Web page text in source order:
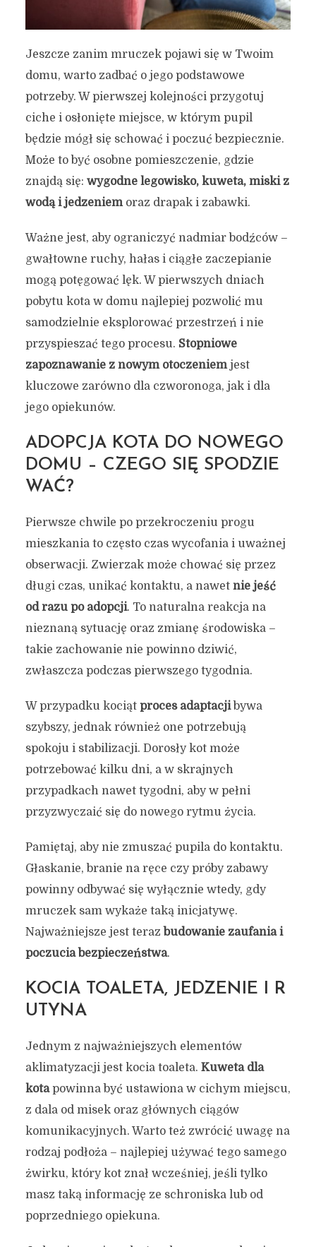
Jeszcze zanim mruczek pojawi się w Twoim
domu, warto zadbać o jego podstawowe
potrzeby. W pierwszej kolejności przygotuj
ciche i osłonięte miejsce, w którym pupil
będzie mógł się schować i poczuć bezpiecznie.
Może to być osobne pomieszczenie, gdzie
znajdą się: wygodne legowisko, kuweta, miski z
wodą i jedzeniemoraz drapak i zabawki.
Ważne jest, aby ograniczyć nadmiar bodźców –
gwałtowne ruchy, hałas i ciągłe zaczepianie
mogą potęgować lęk. W pierwszych dniach
pobytu kota w domu najlepiej pozwolić mu
samodzielnie eksplorować przestrzeń i nie
przyspieszać tego procesu. Stopniowe
zapoznawanie z nowym otoczeniemjest
kluczowe zarówno dla czworonoga, jak i dla
jego opiekunów.
ADOPCJA KOTA DO NOWEGO
DOMU – CZEGO SIĘ SPODZIE
WAĆ?
Pierwsze chwile po przekroczeniu progu
mieszkania to często czas wycofania i uważnej
obserwacji. Zwierzak może chować się przez
długi czas, unikać kontaktu, a nawet nie jeść
od razu po adopcji. To naturalna reakcja na
nieznaną sytuację oraz zmianę środowiska –
takie zachowanie nie powinno dziwić,
zwłaszcza podczas pierwszego tygodnia.
W przypadku kociąt proces adaptacjibywa
szybszy, jednak również one potrzebują
spokoju i stabilizacji. Dorosły kot może
potrzebować kilku dni, a w skrajnych
przypadkach nawet tygodni, aby w pełni
przyzwyczaić się do nowego rytmu życia.
Pamiętaj, aby nie zmuszać pupila do kontaktu.
Głaskanie, branie na ręce czy próby zabawy
powinny odbywać się wyłącznie wtedy, gdy
mruczek sam wykaże taką inicjatywę.
Najważniejsze jest teraz budowanie zaufania i
poczucia bezpieczeństwa.
KOCIA TOALETA, JEDZENIE I R
UTYNA
Jednym z najważniejszych elementów
aklimatyzacji jest kocia toaleta. Kuweta dla
kotapowinna być ustawiona w cichym miejscu,
z dala od misek oraz głównych ciągów
komunikacyjnych. Warto też zwrócić uwagę na
rodzaj podłoża – najlepiej używać tego samego
żwirku, który kot znał wcześniej, jeśli tylko
masz taką informację ze schroniska lub od
poprzedniego opiekuna.